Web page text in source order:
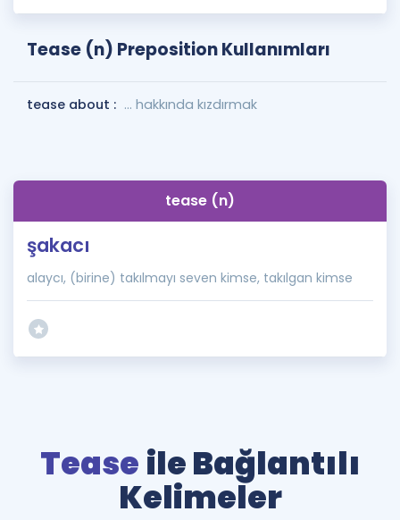
Tease (n) Preposition Kullanımları
tease about : ... hakkında kızdırmak
tease (n)
şakacı
alaycı, (birine) takılmayı seven kimse, takılgan kimse
Tease ile Bağlantılı
Kelimeler